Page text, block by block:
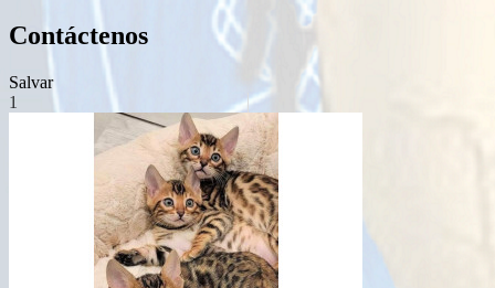
Contáctenos
Salvar
1